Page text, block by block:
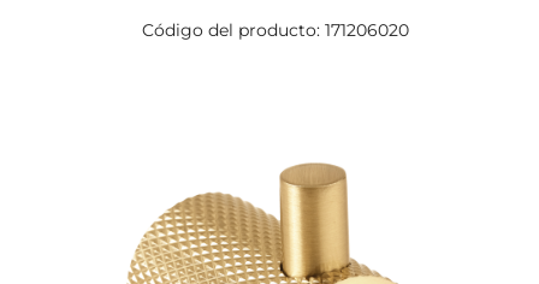
Código del producto: 171206020